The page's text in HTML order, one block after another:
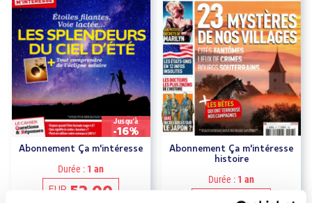
Jusqu'à
-16%
Abonnement Ça m'intéresse
Durée : 1 an
EUR 52.00
Abonnement Ça m'intéresse
histoire
Durée : 1 an